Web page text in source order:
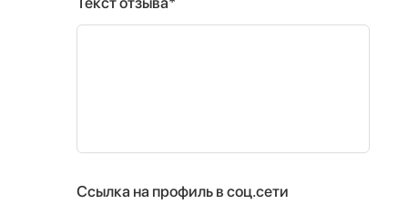
Ссылка на профиль в соц.сети